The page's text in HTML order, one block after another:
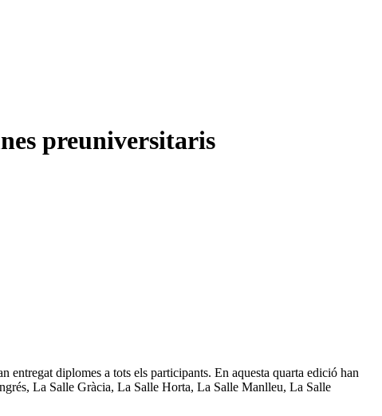
preuniversitaris
entregat diplomes a tots els participants. En aquesta quarta edició han
La Salle Gràcia, La Salle Horta, La Salle Manlleu, La Salle